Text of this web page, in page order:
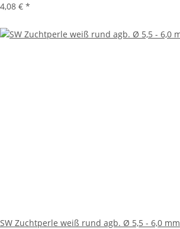
4,08 € *
SW Zuchtperle weiß rund agb. Ø 5,5 - 6,0 mm